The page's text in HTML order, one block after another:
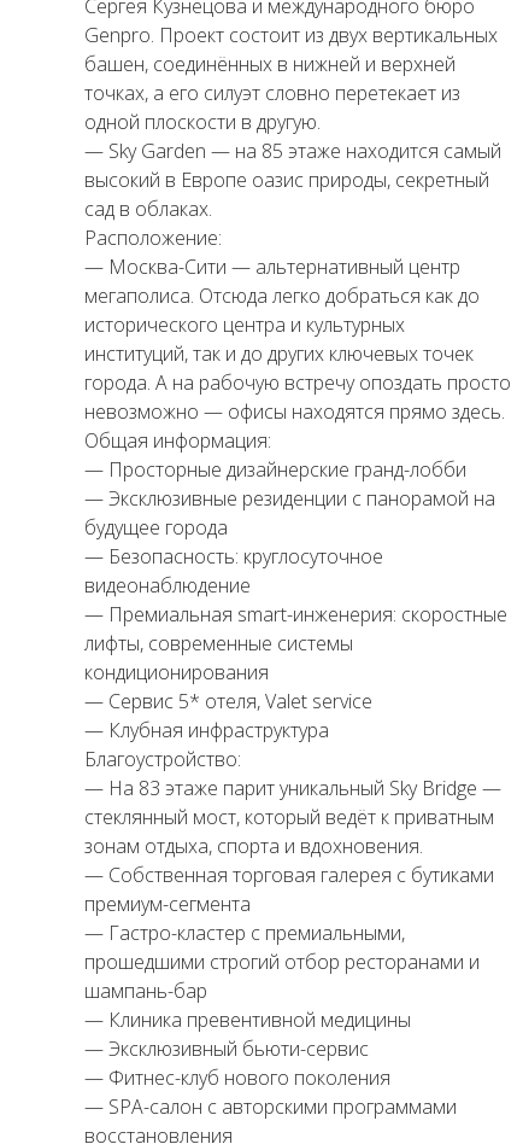
Сергея Кузнецова и международного бюро
Genpro. Проект состоит из двух вертикальных
башен, соединённых в нижней и верхней
точках, а его силуэт словно перетекает из
одной плоскости в другую.
— Sky Garden — на 85 этаже находится самый
высокий в Европе оазис природы, секретный
сад в облаках.
Расположение:
— Москва-Сити — альтернативный центр
мегаполиса. Отсюда легко добраться как до
исторического центра и культурных
институций, так и до других ключевых точек
города. А на рабочую встречу опоздать просто
невозможно — офисы находятся прямо здесь.
Общая информация:
— Просторные дизайнерские гранд-лобби
— Эксклюзивные резиденции с панорамой на
будущее города
— Безопасность: круглосуточное
видеонаблюдение
— Премиальная smart-инженерия: скоростные
лифты, современные системы
кондиционирования
— Сервис 5* отеля, Valet service
— Клубная инфраструктура
Благоустройство:
— На 83 этаже парит уникальный Sky Bridge —
стеклянный мост, который ведёт к приватным
зонам отдыха, спорта и вдохновения.
— Собственная торговая галерея с бутиками
премиум-сегмента
— Гастро-кластер с премиальными,
прошедшими строгий отбор ресторанами и
шампань-бар
— Клиника превентивной медицины
— Эксклюзивный бьюти-сервис
— Фитнес-клуб нового поколения
— SPA-салон с авторскими программами
восстановления